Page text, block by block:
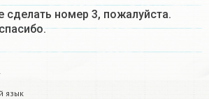
сделать номер 3, пожалуйста.
язык